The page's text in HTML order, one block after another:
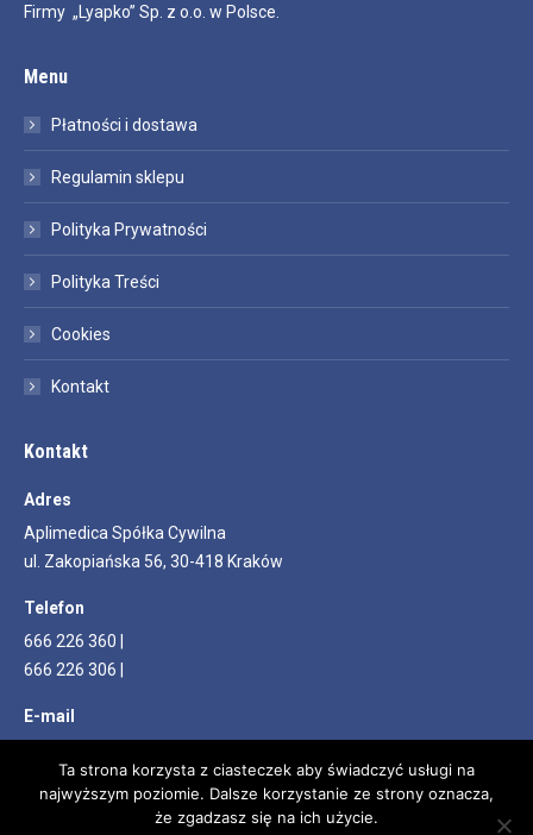
Firmy „Lyapko” Sp. z o.o. w Polsce.
Menu
Płatności i dostawa
Regulamin sklepu
Polityka Prywatności
Polityka Treści
Cookies
Kontakt
Kontakt
Adres
Aplimedica Spółka Cywilna
ul. Zakopiańska 56, 30-418 Kraków
Telefon
666 226 360 |
666 226 306 |
E-mail
Znajdź nas na:
Ta strona korzysta z ciasteczek aby świadczyć usługi na
najwyższym poziomie. Dalsze korzystanie ze strony oznacza,
że zgadzasz się na ich użycie.